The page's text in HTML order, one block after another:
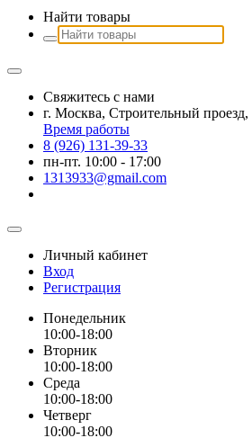
Найти товары
Свяжитесь с нами
г. Москва, Строительный проезд,
Время работы
8 (926) 131-39-33
пн-пт. 10:00 - 17:00
1313933@gmail.com
Личный кабинет
Вход
Регистрация
Понедельник
10:00-18:00
Вторник
10:00-18:00
Среда
10:00-18:00
Четверг
10:00-18:00